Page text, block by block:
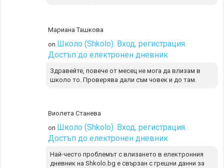
Мариана Ташкова
on Школо (Shkolo). Вход, регистрация.
Достъп до електронен дневник
Здравейте, повече от месец не мога да влизам в
школо то. Проверява дали съм човек и до там.
Виолета Станева
on Школо (Shkolo). Вход, регистрация.
Достъп до електронен дневник
Най-често проблемът с влизането в електронния
дневник на Shkolo.bg е свързан с грешни данни за